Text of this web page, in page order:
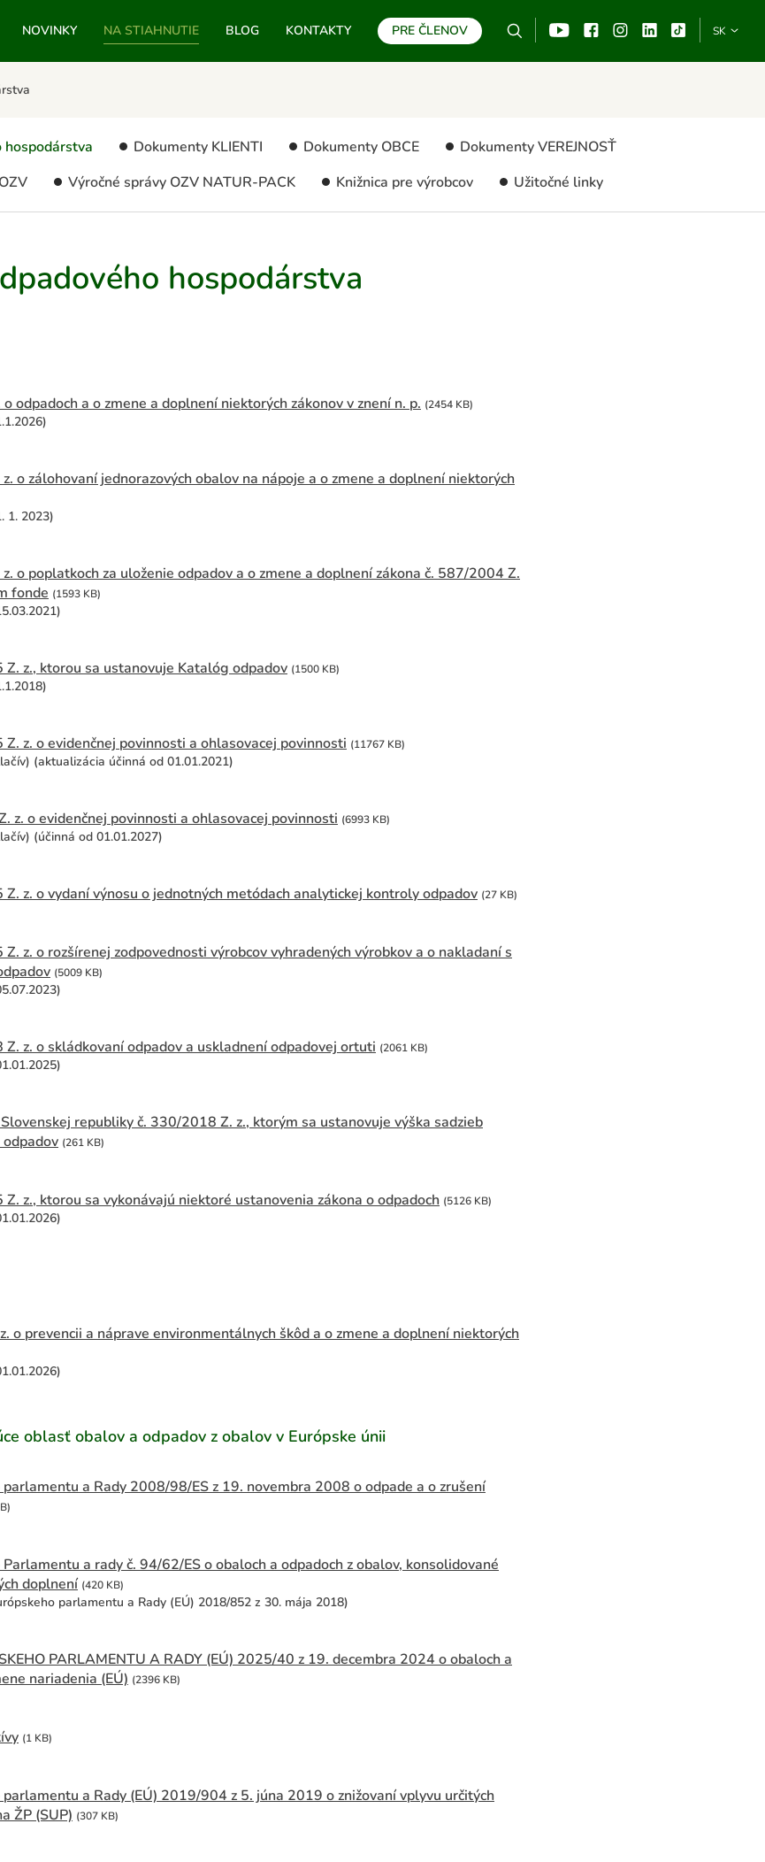
NOVINKY NA STIAHNUTIE BLOG KONTAKTY PRE ČLENOV VyhľadávanieYouTubeFacebookInstagram
Linkedin
SK
Dokumenty KLIENTI Dokumenty OBCE
Dokumenty VEREJNOSŤ
Výročné správy OZV NATUR-PACK Knižnica pre výrobcov Užitočné linky
hospodárstva
odpadoch a o zmene a doplnení niektorých zákonov v znení n. p. (2454 KB)
o zálohovaní jednorazových obalov na nápoje a o zmene a doplnení niektorých
1. 2023)
o poplatkoch za uloženie odpadov a o zmene a doplnení zákona č. 587/2004 Z.
fonde (1593 KB)
z., ktorou sa ustanovuje Katalóg odpadov (1500 KB)
z. o evidenčnej povinnosti a ohlasovacej povinnosti (11767 KB)
(aktualizácia účinná od 01.01.2021)
z. o evidenčnej povinnosti a ohlasovacej povinnosti (6993 KB)
(účinná od 01.01.2027)
z. o vydaní výnosu o jednotných metódach analytickej kontroly odpadov (27 KB)
z. o rozšírenej zodpovednosti výrobcov vyhradených výrobkov a o nakladaní s
(5009 KB)
z. o skládkovaní odpadov a uskladnení odpadovej ortuti (2061 KB)
republiky č. 330/2018 Z. z., ktorým sa ustanovuje výška sadzieb
(261 KB)
z., ktorou sa vykonávajú niektoré ustanovenia zákona o odpadoch (5126 KB)
o prevencii a náprave environmentálnych škôd a o zmene a doplnení niektorých
oblasť obalov a odpadov z obalov v Európske únii
parlamentu a Rady 2008/98/ES z 19. novembra 2008 o odpade a o zrušení
a rady č. 94/62/ES o obaloch a odpadoch z obalov, konsolidované
doplnení (420 KB)
parlamentu a Rady (EÚ) 2018/852 z 30. mája 2018)
PARLAMENTU A RADY (EÚ) 2025/40 z 19. decembra 2024 o obaloch a
nariadenia (EÚ) (2396 KB)
(1 KB)
parlamentu a Rady (EÚ) 2019/904 z 5. júna 2019 o znižovaní vplyvu určitých
ŽP (SUP) (307 KB)